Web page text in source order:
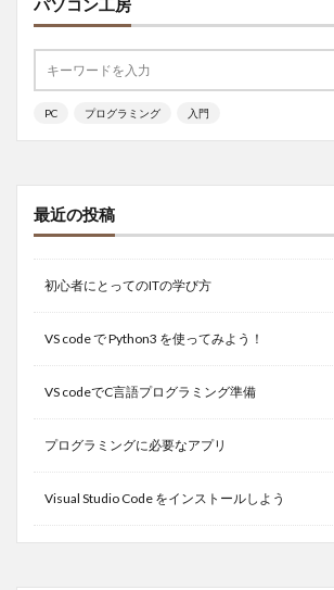
パソコン工房
PC プログラミング 入門
最近の投稿
初心者にとってのITの学び方
VS code で Python3 を使ってみよう！
VS codeでC言語プログラミング準備
プログラミングに必要なアプリ
Visual Studio Code をインストールしよう